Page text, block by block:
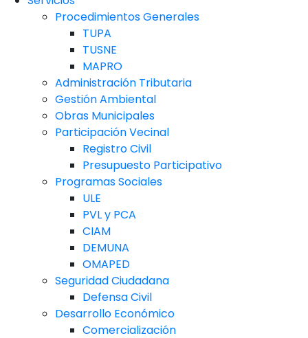
Procedimientos Generales
TUPA
TUSNE
MAPRO
Administración Tributaria
Gestión Ambiental
Obras Municipales
Participación Vecinal
Registro Civil
Presupuesto Participativo
Programas Sociales
ULE
PVL y PCA
CIAM
DEMUNA
OMAPED
Seguridad Ciudadana
Defensa Civil
Desarrollo Económico
Comercialización